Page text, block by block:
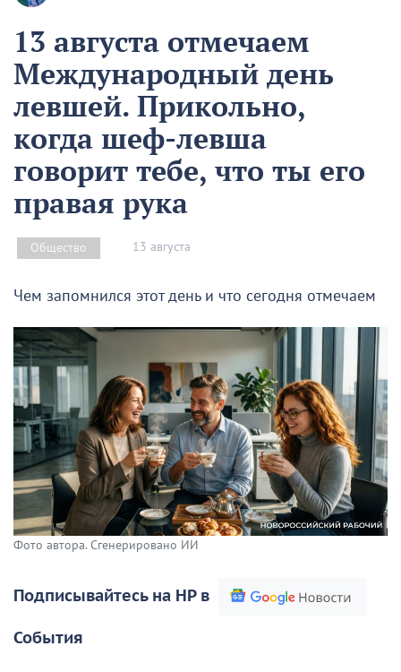
13 августа отмечаем
Международный день
левшей. Прикольно,
когда шеф-левша
говорит тебе, что ты его
правая рука
Общество 13 августа
Чем запомнился этот день и что сегодня отмечаем
Фото автора. Сгенерировано ИИ
Подписывайтесь на НР в
События